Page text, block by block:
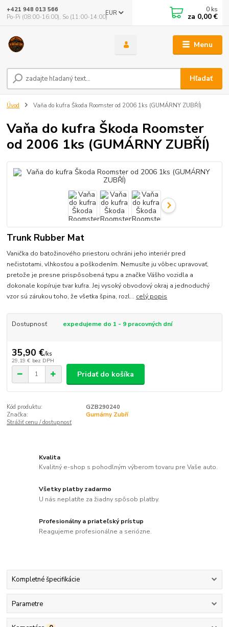
Menu
EUR
Hľadať
+421 948 013 566
Po-Pi (08:00-16:00), So (11:00-14:00)
0 ks
za 0,00 €
Úvod Vaňa do kufra Škoda Roomster od 2006 1ks (GUMÁRNY ZUBŘÍ)
Vaňa do kufra Škoda Roomster
od 2006 1ks (GUMÁRNY ZUBŘÍ)
Trunk Rubber Mat
Vanička do batožinového priestoru ochráni jeho interiér pred
nečistotami, vlhkosťou a poškodením. Nemusíte ju vôbec upravovať,
pretože je presne prispôsobená typu a značke Vášho vozidla a
dokonale kopíruje tvar kufra. Jej vysoký obvodový okraj a jednoduchý
vzor sú zárukou toho, že všetka špina, rozl... celý popis
Dostupnosť expedujeme do 1 - 9 pracovných dní
35,90 €/ks
29,19 € bez DPH
Pridať do košíka
Kód produktu:
GZB290240
Značka:
Gumárny Zubří
Strážiť cenu / dostupnosť
Kvalita
Kvalitný e-shop s pohodlným výberom tovaru pre Vaše auto.
Všetky platby zadarmo
U nás neplatíte za žiadny spôsob platby.
Profesionálny a priateľský prístup
Reagujeme profesionálne a seriózne.
Kompletné špecifikácie
Parametre